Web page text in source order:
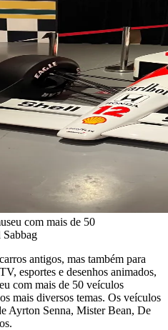
com mais de 50
Sabbag
antigos, mas também para
esportes e desenhos animados,
com mais de 50 veículos
mais diversos temas. Os veículos
Ayrton Senna, Mister Bean, De